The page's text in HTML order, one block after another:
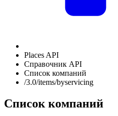
Places API
Справочник API
Список компаний
/3.0/items/byservicing
Список компаний